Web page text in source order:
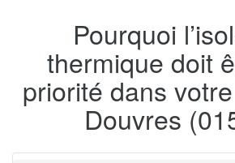
Pourquoi
thermique doit
priorité dans
Douvres